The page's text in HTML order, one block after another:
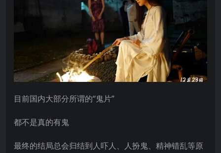
目前国内大部分所谓的“鬼片”
都不是真的有鬼
最终的结局总会归结到人吓人、人扮鬼、精神错乱等原